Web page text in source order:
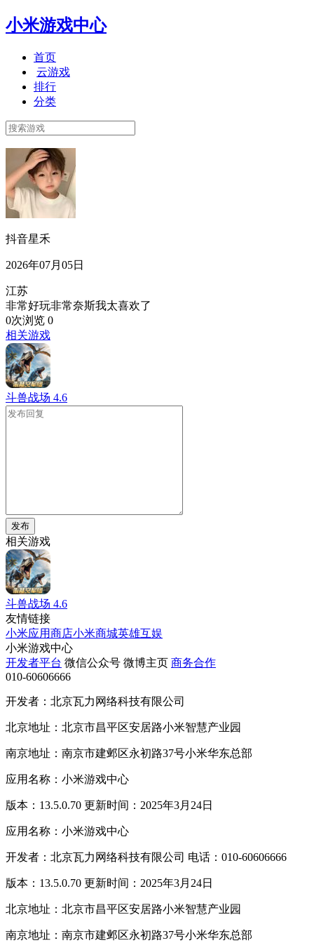
小米游戏中心
首页
云游戏
排行
分类
抖音星禾
2026年07月05日
江苏
非常好玩非常奈斯我太喜欢了
0次浏览 0
相关游戏
斗兽战场 4.6
发布
相关游戏
斗兽战场 4.6
友情链接
小米应用商店小米商城英雄互娱
小米游戏中心
开发者平台 微信公众号 微博主页 商务合作
010-60606666
开发者：北京瓦力网络科技有限公司
北京地址：北京市昌平区安居路小米智慧产业园
南京地址：南京市建邺区永初路37号小米华东总部
应用名称：小米游戏中心
版本：13.5.0.70 更新时间：2025年3月24日
应用名称：小米游戏中心
开发者：北京瓦力网络科技有限公司 电话：010-60606666
版本：13.5.0.70 更新时间：2025年3月24日
北京地址：北京市昌平区安居路小米智慧产业园
南京地址：南京市建邺区永初路37号小米华东总部